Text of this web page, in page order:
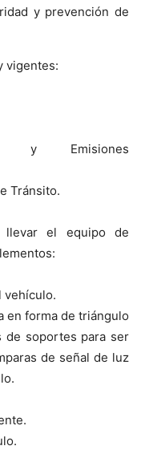
y prevención de
vigentes:
y Emisiones
Tránsito.
llevar el equipo de
vehículo.
en forma de triángulo
de soportes para ser
de señal de luz